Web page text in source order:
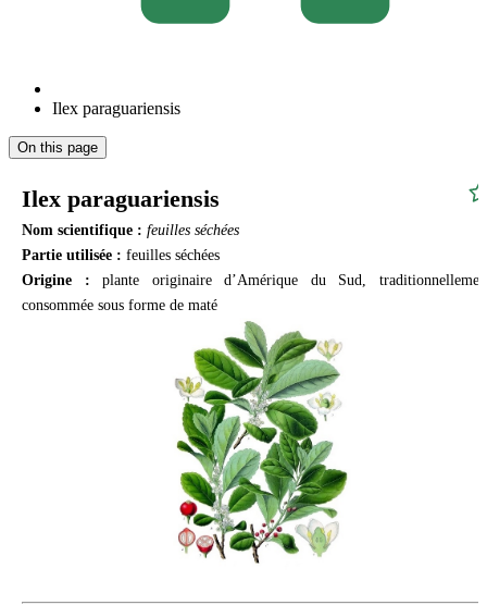
Ilex paraguariensis
On this page
Ilex paraguariensis
Nom scientifique : feuilles séchées
Partie utilisée : feuilles séchées
Origine :
plante originaire d’Amérique du Sud,
consommée sous forme de maté